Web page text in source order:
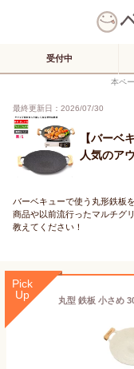
受付中
本ペ
最終更新日：2026/07/30
【バーベ
人気のア
バーベキューで使う丸形鉄板
商品や以前流行ったマルチグ
教えてください！
Pick
Up